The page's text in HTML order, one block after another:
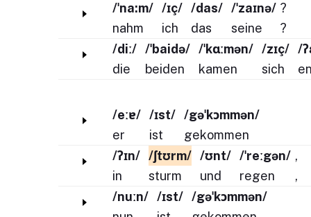
/ˈna:m/
nahm
/ɪç/
ich
/das/
das
/ˈzaɪnə/
seine
?
?
/diː/
die
/ˈbaidə/
beiden
/ˈkɑːmən/
kamen
/zɪç/
sich
/
/eːɐ/
er
/ɪst/
ist
/gəˈkɔmmən/
gekommen
/ʔɪn/
in
/ʃtʊrm/
sturm
/ʊnt/
und
/ˈreːgən/
regen
,
,
/nuːn/ /ɪst/ /gəˈkɔmmən/